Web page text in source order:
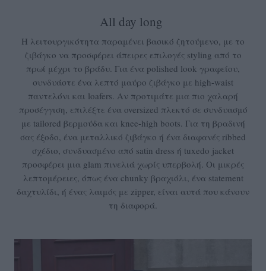
All day long
Η λειτουργικότητα παραμένει βασικό ζητούμενο, με το
ζιβάγκο να προσφέρει άπειρες επιλογές styling από το
πρωί μέχρι το βράδυ. Για ένα polished look γραφείου,
συνδυάστε ένα λεπτό μαύρο ζιβάγκο με high-waist
παντελόνι και loafers. Αν προτιμάτε μια πιο χαλαρή
προσέγγιση, επιλέξτε ένα oversized πλεκτό σε συνδυασμό
με tailored βερμούδα και knee-high boots. Για τη βραδινή
σας έξοδο, ένα μεταλλικό ζιβάγκο ή ένα διαφανές ribbed
σχέδιο, συνδυασμένο από satin dress ή tuxedo jacket
προσφέρει μια glam πινελιά χωρίς υπερβολή. Οι μικρές
λεπτομέρειες, όπως ένα chunky βραχιόλι, ένα statement
δαχτυλίδι, ή ένας λαιμός με zipper, είναι αυτά που κάνουν
τη διαφορά.